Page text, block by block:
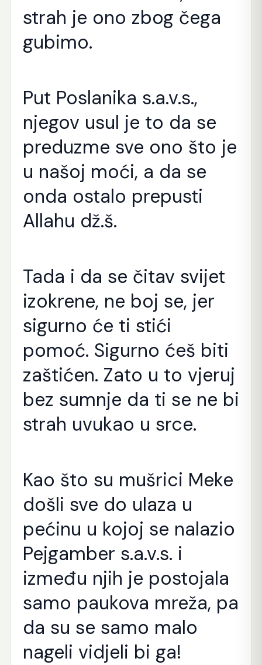
strah je ono zbog čega
gubimo.
Put Poslanika s.a.v.s.,
njegov usul je to da se
preduzme sve ono što je
u našoj moći, a da se
onda ostalo prepusti
Allahu dž.š.
Tada i da se čitav svijet
izokrene, ne boj se, jer
sigurno će ti stići
pomoć. Sigurno ćeš biti
zaštićen. Zato u to vjeruj
bez sumnje da ti se ne bi
strah uvukao u srce.
Kao što su mušrici Meke
došli sve do ulaza u
pećinu u kojoj se nalazio
Pejgamber s.a.v.s. i
između njih je postojala
samo paukova mreža, pa
da su se samo malo
nageli vidjeli bi ga!